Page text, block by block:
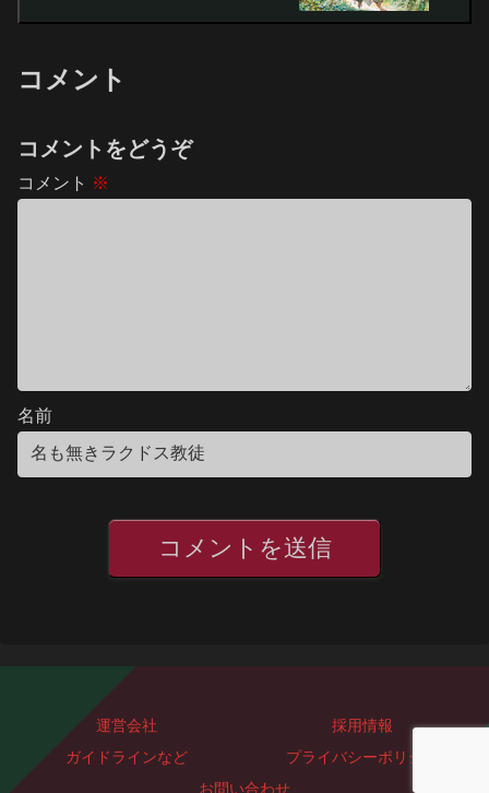
コメント
コメントをどうぞ
コメント ※
名前
運営会社
採用情報
ガイドラインなど
プライバシーポリシー
お問い合わせ